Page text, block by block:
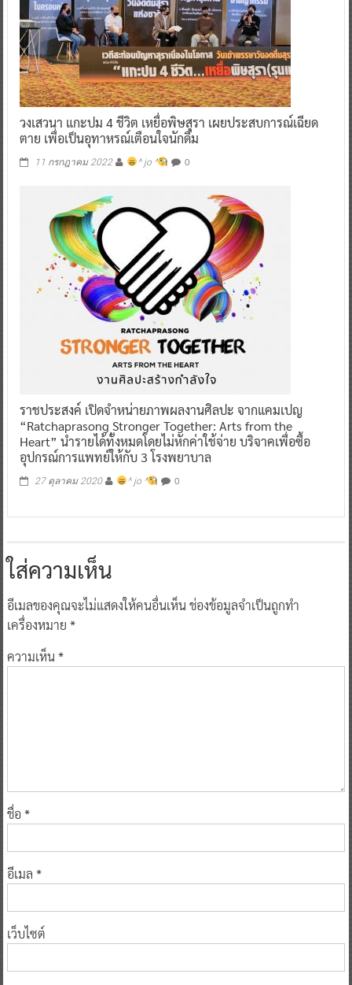
วงเสวนา แกะปม 4 ชีวิต เหยื่อพิษสุรา เผยประสบการณ์เฉียด
ตาย เพื่อเป็นอุทาหรณ์เตือนใจนักดื่ม
11 กรกฎาคม 2022 ^ jo ^ 0
ราชประสงค์ เปิดจำหน่ายภาพผลงานศิลปะ จากแคมเปญ
“Ratchaprasong Stronger Together: Arts from the
Heart” นำรายได้ทั้งหมดโดยไม่หักค่าใช้จ่าย บริจาคเพื่อซื้อ
อุปกรณ์การแพทย์ให้กับ 3 โรงพยาบาล
27 ตุลาคม 2020 ^ jo ^ 0
ใส่ความเห็น
อีเมลของคุณจะไม่แสดงให้คนอื่นเห็นช่องข้อมูลจำเป็นถูกทำ
เครื่องหมาย *
ความเห็น*
ชื่อ *
อีเมล *
เว็บไซต์